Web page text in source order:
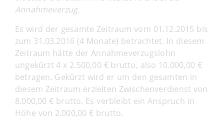
Annahmeverzug.
Es wird der gesamte Zeitraum vom 01.12.2015 bis
zum 31.03.2016 (4 Monate) betrachtet. In diesem
Zeitraum hätte der Annahmeverzugslohn
ungekürzt 4 x 2.500,00 € brutto, also 10.000,00 €
betragen. Gekürzt wird er um den gesamten in
diesem Zeitraum erzielten Zwischenverdienst von
8.000,00 € brutto. Es verbleibt ein Anspruch in
Höhe von 2.000,00 € brutto.